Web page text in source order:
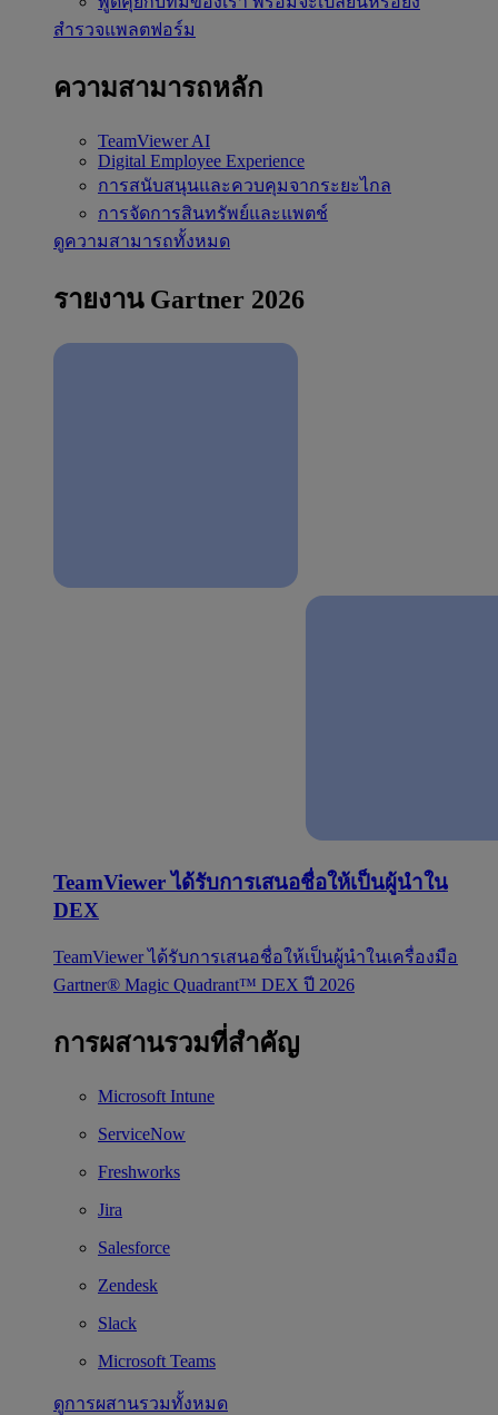
สำรวจแพลตฟอร์ม
ความสามารถหลัก
TeamViewer AI
Digital Employee Experience
การสนับสนุนและควบคุมจากระยะไกล
การจัดการสินทรัพย์และแพตช์
ดูความสามารถทั้งหมด
รายงาน Gartner 2026
TeamViewer ได้รับการเสนอชื่อให้เป็นผู้นำใน
DEX
TeamViewer ได้รับการเสนอชื่อให้เป็นผู้นำในเครื่องมือ
Gartner® Magic Quadrant™ DEX ปี 2026
การผสานรวมที่สำคัญ
Microsoft Intune
ServiceNow
Freshworks
Jira
Salesforce
Zendesk
Slack
Microsoft Teams
ดูการผสานรวมทั้งหมด